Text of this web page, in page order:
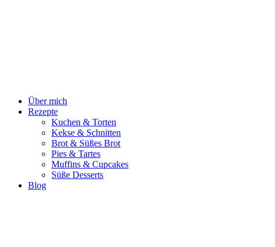
Über mich
Rezepte
Kuchen & Torten
Kekse & Schnitten
Brot & Süßes Brot
Pies & Tartes
Muffins & Cupcakes
Süße Desserts
Blog